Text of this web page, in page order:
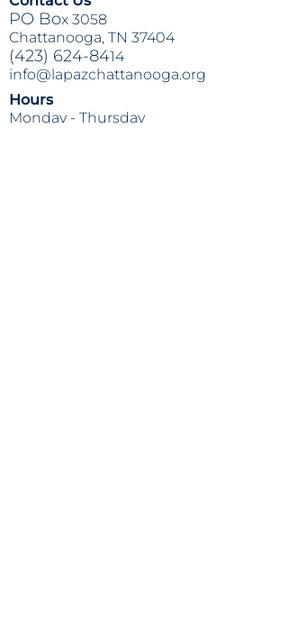
PO Box 3058
Chattanooga, TN 37404
(423) 624-8414
info@lapazchattanooga.org
Hours
Monday - Thursday